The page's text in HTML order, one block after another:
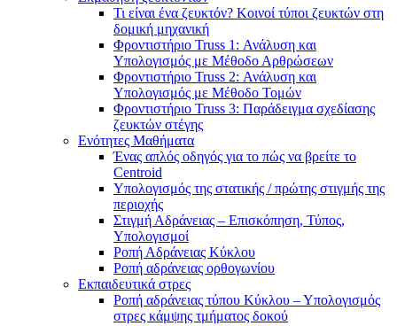
Τι είναι ένα ζευκτόν? Κοινοί τύποι ζευκτών στη
δομική μηχανική
Φροντιστήριο Truss 1: Ανάλυση και
Υπολογισμός με Μέθοδο Αρθρώσεων
Φροντιστήριο Truss 2: Ανάλυση και
Υπολογισμός με Μέθοδο Τομών
Φροντιστήριο Truss 3: Παράδειγμα σχεδίασης
ζευκτών στέγης
Ενότητες Μαθήματα
Ένας απλός οδηγός για το πώς να βρείτε το
Centroid
Υπολογισμός της στατικής / πρώτης στιγμής της
περιοχής
Στιγμή Αδράνειας – Επισκόπηση, Τύπος,
Υπολογισμοί
Ροπή Αδράνειας Κύκλου
Ροπή αδράνειας ορθογωνίου
Εκπαιδευτικά στρες
Ροπή αδράνειας τύπου Κύκλου – Υπολογισμός
στρες κάμψης τμήματος δοκού